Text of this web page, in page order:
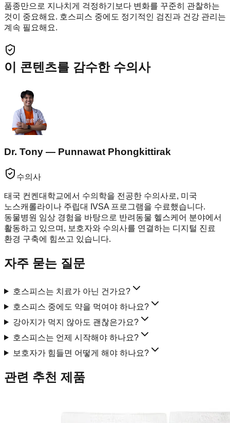
품종만으로 지나치게 걱정하기보다 변화를 꾸준히 관찰하는
것이 중요해요. 호스피스 중에도 정기적인 검진과 건강 관리는
계속 필요해요.
이 콘텐츠를 감수한 수의사
Dr. Tony — Punnawat Phongkittirak
수의사
태국 컨켄대학교에서 수의학을 전공한 수의사로, 미국
노스캐롤라이나 주립대 IVSA 프로그램을 수료했습니다.
동물병원 임상 경험을 바탕으로 반려동물 헬스케어 분야에서
활동하고 있으며, 보호자와 수의사를 연결하는 디지털 진료
환경 구축에 힘쓰고 있습니다.
자주 묻는 질문
호스피스는 치료가 아닌 건가요?
호스피스 중에도 약을 먹여야 하나요?
강아지가 먹지 않아도 괜찮은가요?
호스피스는 언제 시작해야 하나요?
보호자가 힘들면 어떻게 해야 하나요?
관련 추천 제품